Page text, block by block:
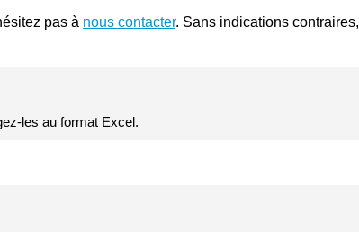
pas à nous contacter. Sans indications contraires,
les au format Excel.